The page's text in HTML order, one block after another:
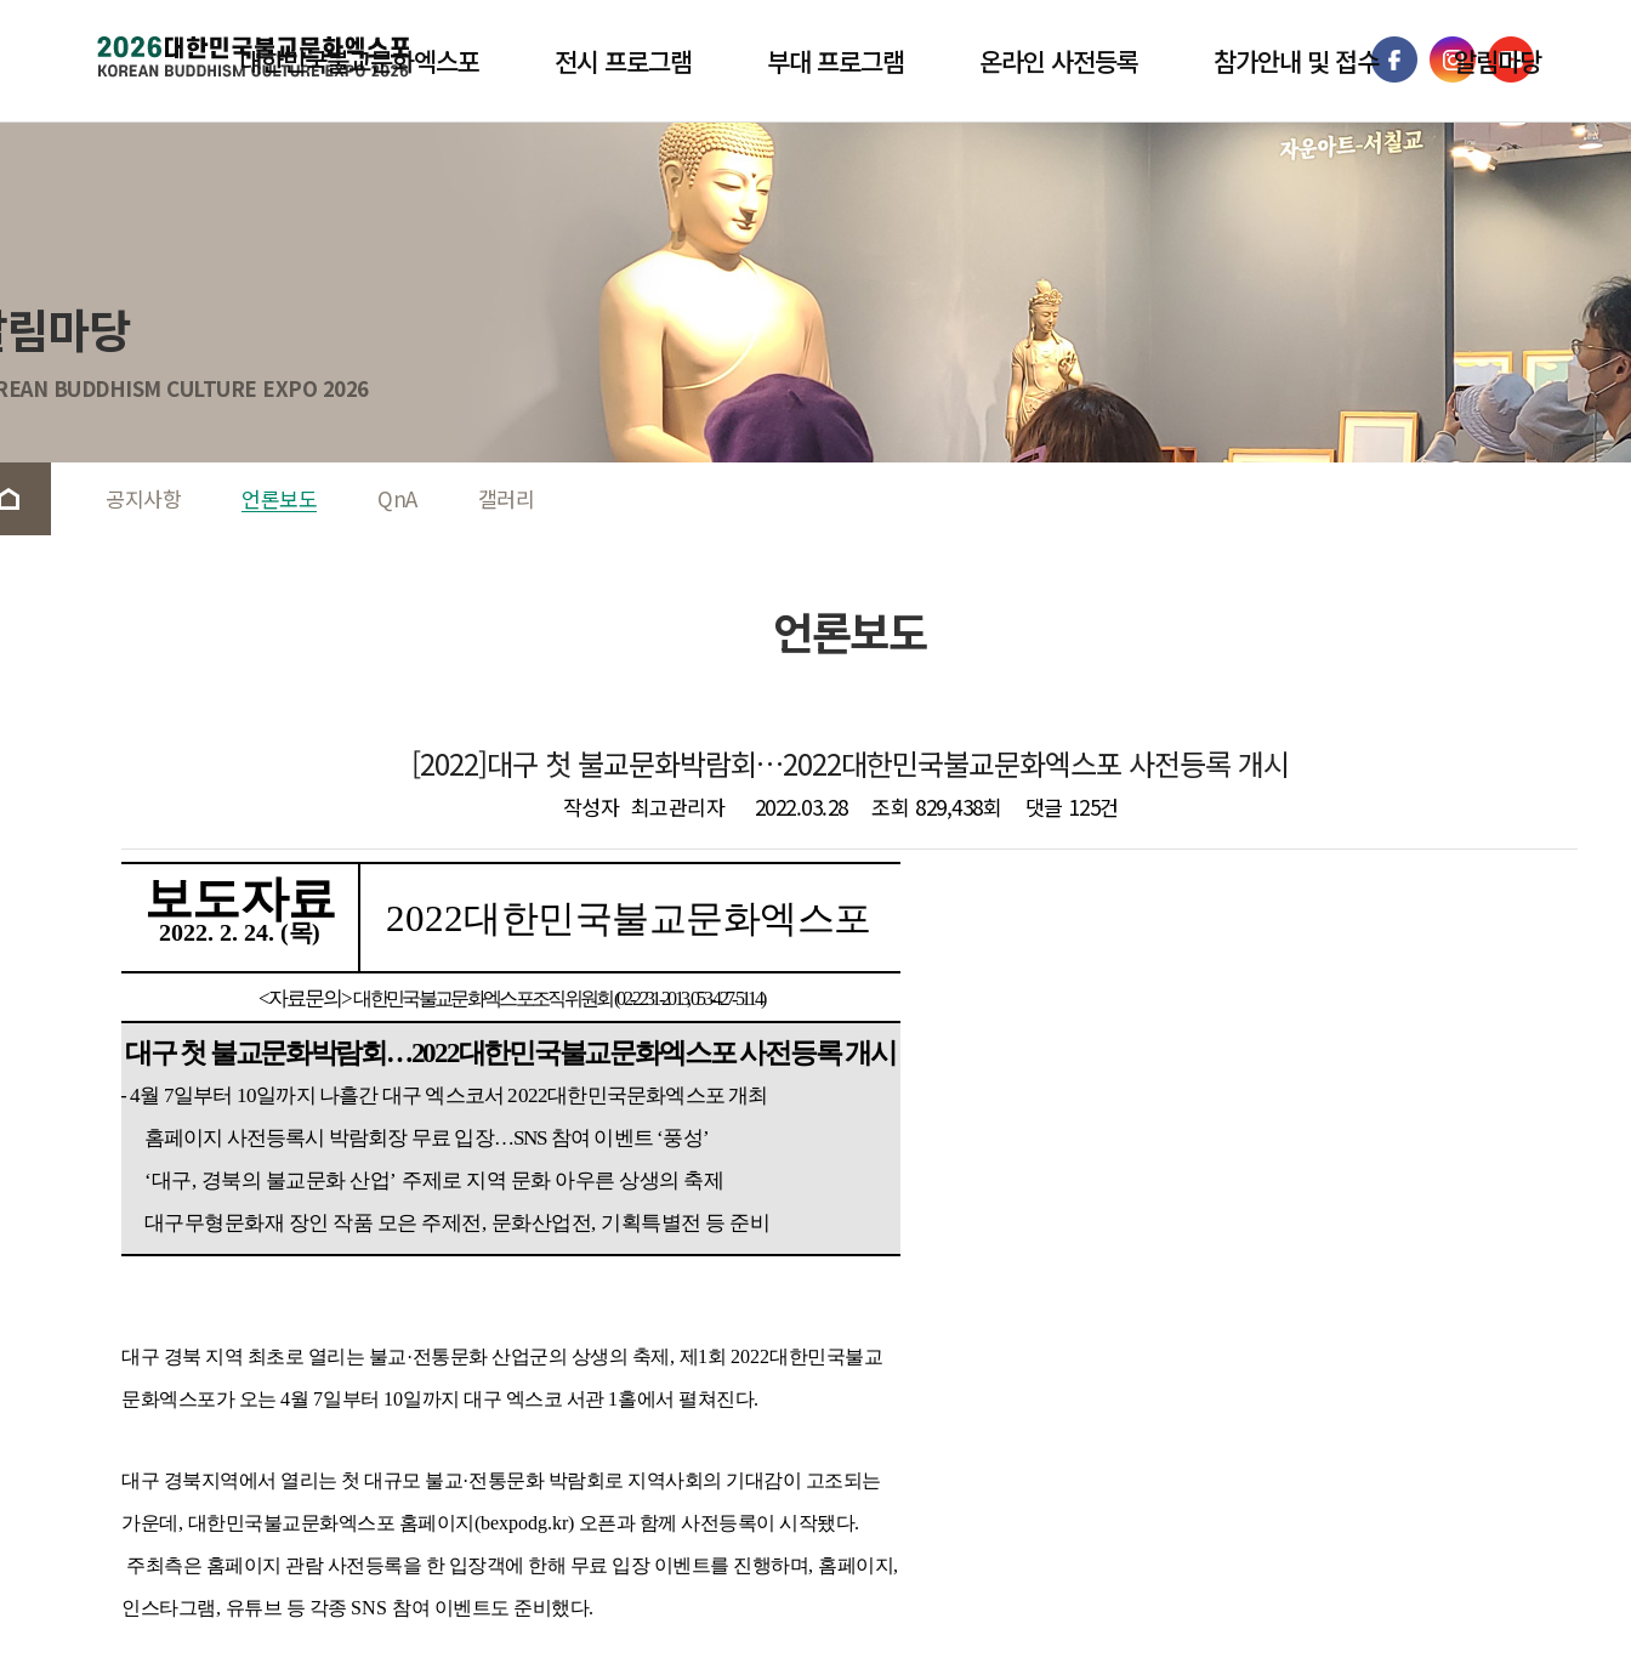
대한민국불교문화엑스포 전시 프로그램 부대 프로그램 온라인 사전등록 참가안내 및 접수 알림마당
마당
BUDDHISM CULTURE EXPO 2026
공지사항 언론보도 QnA 갤러리
언론보도
[2022]대구 첫 불교문화박람회…2022대한민국불교문화엑스포 사전등록 개시
작성자 최고관리자 2022.03.28 조회 829,438회 댓글 125건
보도자료
2022. 2. 24. (목) 2022대한민국불교문화엑스포
<자료문의>대한민국불교문화엑스포조직위원회(02-2231-2013, 053-427-5114)
대구 첫 불교문화박람회 …2022대한민국불교문화엑스포 사전등록 개시
- 4월 7일부터 10일까지 나흘간 대구 엑스코서2022대한민국문화엑스포 개최
홈페이지 사전등록시 박람회장 무료 입장…SNS 참여 이벤트 ‘풍성’
‘대구, 경북의 불교문화 산업’ 주제로 지역 문화 아우른 상생의 축제
대구무형문화재 장인 작품 모은 주제전, 문화산업전, 기획특별전 등 준비
대구 경북 지역 최초로 열리는 불교·전통문화 산업군의 상생의 축제 , 제 1 회 2022대한민국불교
문화엑스포가 오는 4월 7일부터 10일까지 대구 엑스코 서관 1 홀에서 펼쳐진다.
대구 경북지역에서 열리는 첫 대규모 불교·전통문화 박람회로 지역사회의 기대감이 고조되는
가운데 , 대한민국불교문화엑스포 홈페이지 (bexpodg.kr) 오픈과 함께 사전등록이 시작됐다.
주최측은 홈페이지 관람 사전등록을 한 입장객에 한해 무료 입장 이벤트를 진행하며, 홈페이지 ,
인스타그램, 유튜브 등 각종 SNS 참여 이벤트도 준비했다.